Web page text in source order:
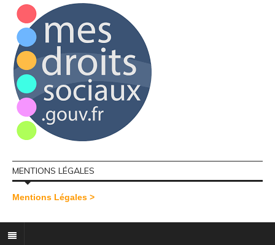
MENTIONS LÉGALES
Mentions Légales >